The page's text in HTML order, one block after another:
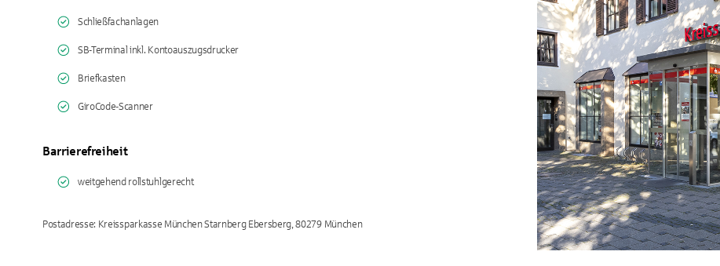
Schließfachanlagen
SB-Terminal inkl. Kontoauszugsdrucker
Briefkasten
GiroCode-Scanner
Barrierefreiheit
weitgehend rollstuhlgerecht
Postadresse: Kreissparkasse München Starnberg Ebersberg, 80279 München